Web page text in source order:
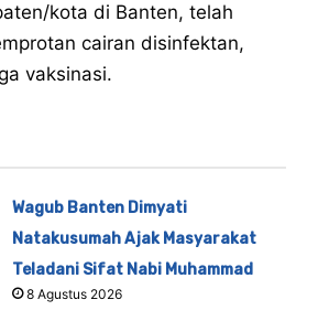
kota di Banten, telah
cairan disinfektan,
vaksinasi.
Wagub Banten Dimyati
Natakusumah Ajak Masyarakat
Teladani Sifat Nabi Muhammad
8 Agustus 2026